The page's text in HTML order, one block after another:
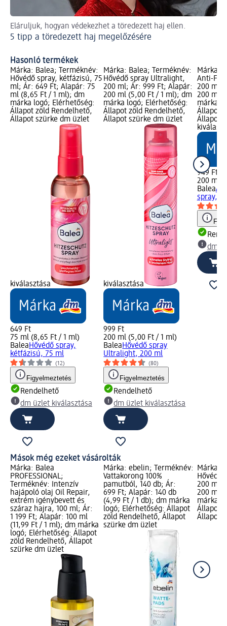
Eláruljuk, hogyan védekezhet a töredezett haj ellen.
5 tipp a töredezett haj megelőzésére
Hasonló termékek
Márka: Balea; Terméknév:
Hővédő spray, kétfázisú, 75
ml; Ár: 649 Ft; Alapár: 75
ml (8,65 Ft / 1 ml); dm
márka logó; Elérhetőség:
Állapot zöld Rendelhető,
Állapot szürke dm üzlet
kiválasztása
649 Ft
75 ml (8,65 Ft / 1 ml)
BaleaHővédő spray,
kétfázisú, 75 ml
(12)
Figyelmeztetés
Rendelhető
dm üzlet kiválasztása
Márka: Balea; Terméknév:
Hővédő spray Ultralight,
200 ml; Ár: 999 Ft; Alapár:
200 ml (5,00 Ft / 1 ml); dm
márka logó; Elérhetőség:
Állapot zöld Rendelhető,
Állapot szürke dm üzlet
kiválasztása
999 Ft
200 ml (5,00 Ft / 1 ml)
BaleaHővédő spray
Ultralight, 200 ml
(80)
Figyelmeztetés
Rendelhető
dm üzlet kiválasztása
Márka:
Anti-
200 ml;
200 ml
márka
Állapot
Állapot
949 Ft
200 ml
Balea
spray,
dm
Mások még ezeket vásárolták
Márka: Balea
PROFESSIONAL;
Terméknév: Intenzív
hajápoló olaj Oil Repair,
extrém igénybevett és
száraz hajra, 100 ml; Ár:
1 199 Ft; Alapár: 100 ml
(11,99 Ft / 1 ml); dm márka
logó; Elérhetőség: Állapot
zöld Rendelhető, Állapot
szürke dm üzlet
Márka: ebelin; Terméknév:
Vattakorong 100%
pamutból, 140 db; Ár:
699 Ft; Alapár: 140 db
(4,99 Ft / 1 db); dm márka
logó; Elérhetőség: Állapot
zöld Rendelhető, Állapot
szürke dm üzlet
Márka:
Hővédő
200 ml;
200 ml
márka
Állapot
Állapot